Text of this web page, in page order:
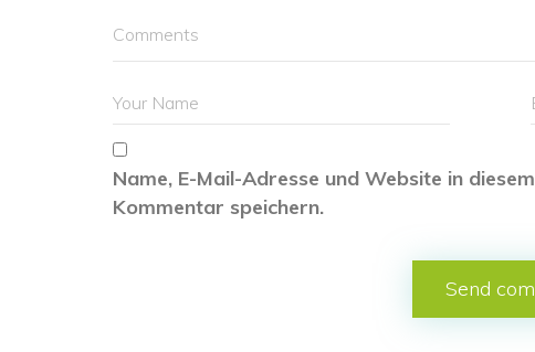
Name, E-Mail-Adresse und Website in
Kommentar speichern.